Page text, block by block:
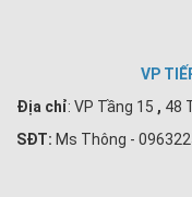
VP
Địa chỉ: VP Tầng 15 , 48
SĐT: Ms Thông -